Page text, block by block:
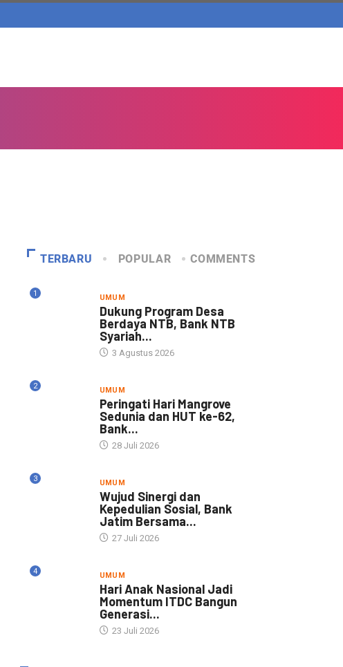
TERBARU POPULAR COMMENTS
1 UMUM
Dukung Program Desa
Berdaya NTB, Bank NTB
Syariah...
3 Agustus 2026
2 UMUM
Peringati Hari Mangrove
Sedunia dan HUT ke-62,
Bank...
28 Juli 2026
3 UMUM
Wujud Sinergi dan
Kepedulian Sosial, Bank
Jatim Bersama...
27 Juli 2026
4 UMUM
Hari Anak Nasional Jadi
Momentum ITDC Bangun
Generasi...
23 Juli 2026